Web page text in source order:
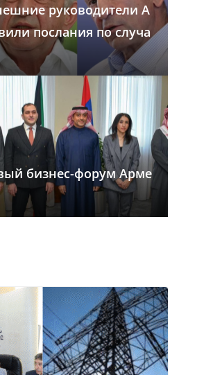
и
т
ь
руководители А
послания по случа
бизнес-форум Арме